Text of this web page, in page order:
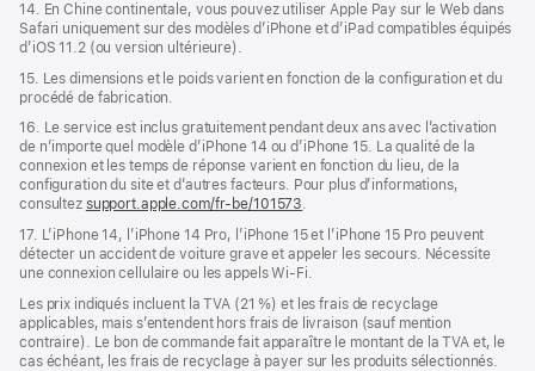
14. En Chine continentale, vous pouvez utiliser Apple Pay sur le Web dans
Safari uniquement sur des modèles d’iPhone et d’iPad compatibles équipés
d’iOS 11.2 (ou version ultérieure).
15. Les dimensions et le poids varient en fonction de la configuration et du
procédé de fabrication.
16. Le service est inclus gratuitement pendant deux ans avec l’activation
de n’importe quel modèle d’iPhone 14 ou d’iPhone 15. La qualité de la
connexion et les temps de réponse varient en fonction du lieu, de la
configuration du site et d’autres facteurs. Pour plus d’informations,
consultez support.apple.com/fr-be/101573.
17. L’iPhone 14, l’iPhone 14 Pro, l’iPhone 15 et l’iPhone 15 Pro peuvent
détecter un accident de voiture grave et appeler les secours. Nécessite
une connexion cellulaire ou les appels Wi‑Fi.
Les prix indiqués incluent la TVA (21 %) et les frais de recyclage
applicables, mais s’entendent hors frais de livraison (sauf mention
contraire). Le bon de commande fait apparaître le montant de la TVA et, le
cas échéant, les frais de recyclage à payer sur les produits sélectionnés.